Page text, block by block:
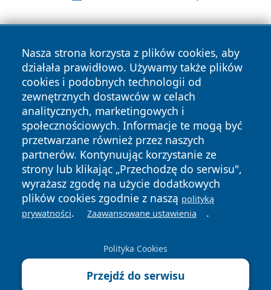
Nasza strona korzysta z plików cookies, aby
działała prawidłowo. Używamy także plików
cookies i podobnych technologii od
zewnętrznych dostawców w celach
analitycznych, marketingowych i
społecznościowych. Informacje te mogą być
przetwarzane również przez naszych
partnerów. Kontynuując korzystanie ze
strony lub klikając „Przechodzę do serwisu",
wyrażasz zgodę na użycie dodatkowych
plików cookies zgodnie z naszą polityką
prywatności. Zaawansowane ustawienia .
Polityka Cookies
Przejdź do serwisu
Copyright © 2026 suwalkinews.pl Wszystkie prawa
zastrzeżone.
News Autorzy
Polityka
Prywatności
Polityka
Cookies